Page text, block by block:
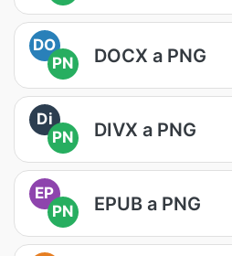
DO
PN
DOCX a PNG
Di
PN
DIVX a PNG
EP
PN
EPUB a PNG